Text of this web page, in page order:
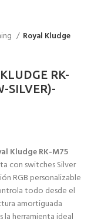
Royal Kludge
RK-
SILVER)-
Kludge RK-M75
con switches Silver
RGB personalizable
todo desde el
amortiguada
herramienta ideal